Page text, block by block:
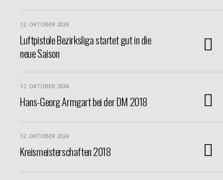
12. OKTOBER 2024
Luftpistole Bezirksliga startet gut in die
neue Saison
12. OKTOBER 2024
Hans-Georg Armgart bei der DM 2018
12. OKTOBER 2024
Kreismeisterschaften 2018